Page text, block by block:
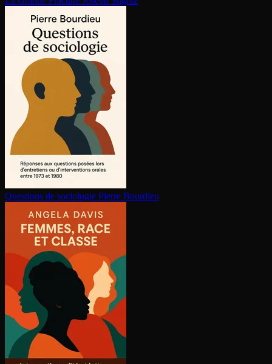
Questions de sociologie Pierre Bourdieu